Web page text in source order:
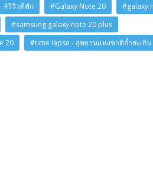
#รีวิวที่พัก #Galaxy Note 20
#galaxy
#samsung galaxy note 20 plus
20
#time lapse - อุทยานแห่งชาติถ้ำสะเกิน